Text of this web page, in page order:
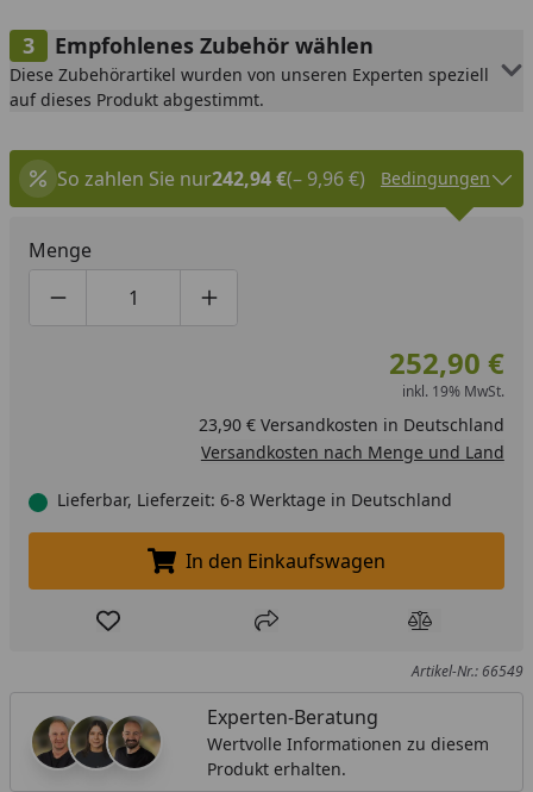
Empfohlenes Zubehör wählen
Diese Zubehörartikel wurden von unseren Experten speziell
auf dieses Produkt abgestimmt.
So zahlen Sie nur242,94 €(– 9,96 €) Bedingungen
Menge
Produktmenge um eins verringern
Produktmenge manuell eingeben
Produktmenge um eins erhöhen
252,90 €
inkl. 19% MwSt.
23,90 € Versandkosten in Deutschland
Versandkosten nach Menge und Land
Lieferbar, Lieferzeit: 6-8 Werktage in Deutschland
In den Einkaufswagen legen
In den Einkaufswagen
Produkt zur Wunschliste hinzufügen
Teilen Produkt
Artikel-Nr.: 66549
Experten-Beratung
Wertvolle Informationen zu diesem
Produkt erhalten.